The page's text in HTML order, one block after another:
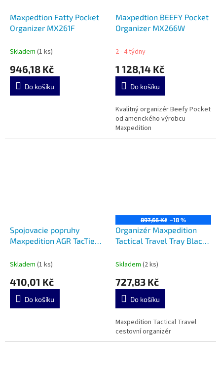
Maxpedtion Fatty Pocket
Organizer MX261F
Skladem (1 ks)
946,18 Kč
Do košíku
Maxpedtion BEEFY Pocket
Organizer MX266W
2 - 4 týdny
1 128,14 Kč
Do košíku
Kvalitný organizér Beefy Pocket
od amerického výrobcu
Maxpedition
Spojovacie popruhy
Maxpedition AGR TacTie
Skladem (1 ks)
410,01 Kč
Do košíku
897,66 Kč –18 %
Organizér Maxpedition
Tactical Travel Tray Black
Skladem (2 ks)
727,83 Kč
Do košíku
Maxpedition Tactical Travel
cestovní organizér